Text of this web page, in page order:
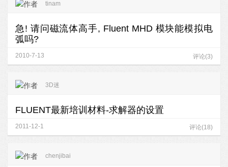
tinam
急! 请问磁流体高手, Fluent MHD 模块能模拟电
弧吗?
2010-7-13 评论(3)
3D迷
FLUENT最新培训材料-求解器的设置
2011-12-1 评论(18)
chenjibai